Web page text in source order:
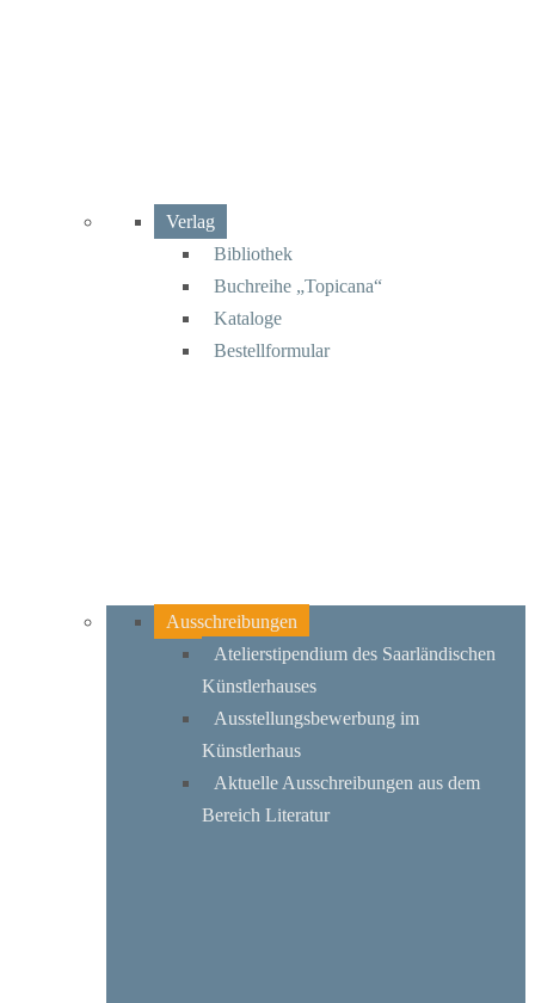
Verlag
Bibliothek
Buchreihe „Topicana“
Kataloge
Bestellformular
Ausschreibungen
Atelierstipendium des Saarländischen
Künstlerhauses
Ausstellungsbewerbung im
Künstlerhaus
Aktuelle Ausschreibungen aus dem
Bereich Literatur